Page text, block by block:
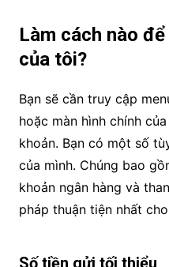
Làm cách nào
của tôi?
Bạn sẽ cần truy cập
hoặc màn hình chính
khoản. Bạn có một số
của mình. Chúng bao
khoản ngân hàng và
pháp thuận tiện nhất
Số tiền gửi tối thiểu